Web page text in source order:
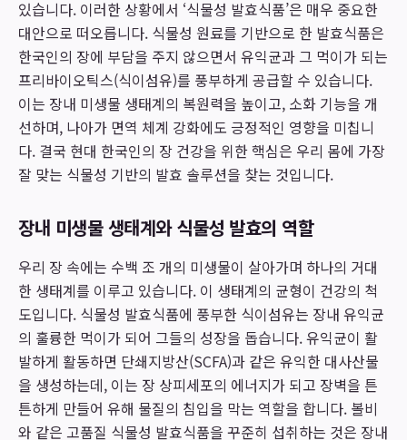
있습니다. 이러한 상황에서 ‘식물성 발효식품’은 매우 중요한
대안으로 떠오릅니다. 식물성 원료를 기반으로 한 발효식품은
한국인의 장에 부담을 주지 않으면서 유익균과 그 먹이가 되는
프리바이오틱스(식이섬유)를 풍부하게 공급할 수 있습니다.
이는 장내 미생물 생태계의 복원력을 높이고, 소화 기능을 개
선하며, 나아가 면역 체계 강화에도 긍정적인 영향을 미칩니
다. 결국 현대 한국인의 장 건강을 위한 핵심은 우리 몸에 가장
잘 맞는 식물성 기반의 발효 솔루션을 찾는 것입니다.
장내 미생물 생태계와 식물성 발효의 역할
우리 장 속에는 수백 조 개의 미생물이 살아가며 하나의 거대
한 생태계를 이루고 있습니다. 이 생태계의 균형이 건강의 척
도입니다. 식물성 발효식품에 풍부한 식이섬유는 장내 유익균
의 훌륭한 먹이가 되어 그들의 성장을 돕습니다. 유익균이 활
발하게 활동하면 단쇄지방산(SCFA)과 같은 유익한 대사산물
을 생성하는데, 이는 장 상피세포의 에너지가 되고 장벽을 튼
튼하게 만들어 유해 물질의 침입을 막는 역할을 합니다. 볼비
와 같은 고품질 식물성 발효식품을 꾸준히 섭취하는 것은 장내